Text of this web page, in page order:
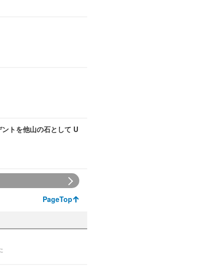
トを他山の石として U
PageTop